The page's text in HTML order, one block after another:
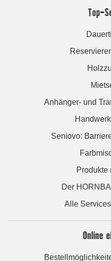
Top-
Anhänger- und
Seniovo:
Produkte
Der
Alle
Online